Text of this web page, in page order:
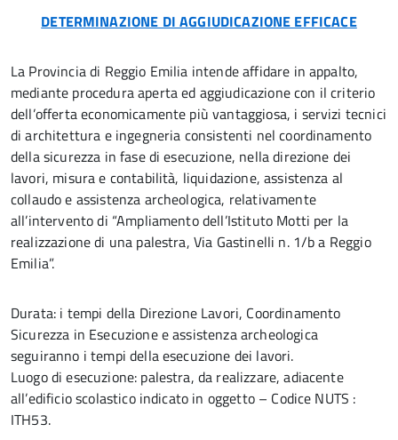
DETERMINAZIONE DI AGGIUDICAZIONE EFFICACE
La Provincia di Reggio Emilia intende affidare in appalto,
mediante procedura aperta ed aggiudicazione con il criterio
dell’offerta economicamente più vantaggiosa, i servizi tecnici
di architettura e ingegneria consistenti nel coordinamento
della sicurezza in fase di esecuzione, nella direzione dei
lavori, misura e contabilità, liquidazione, assistenza al
collaudo e assistenza archeologica, relativamente
all’intervento di “Ampliamento dell’Istituto Motti per la
realizzazione di una palestra, Via Gastinelli n. 1/b a Reggio
Emilia”.
Durata: i tempi della Direzione Lavori, Coordinamento
Sicurezza in Esecuzione e assistenza archeologica
seguiranno i tempi della esecuzione dei lavori.
Luogo di esecuzione: palestra, da realizzare, adiacente
all’edificio scolastico indicato in oggetto – Codice NUTS :
ITH53.